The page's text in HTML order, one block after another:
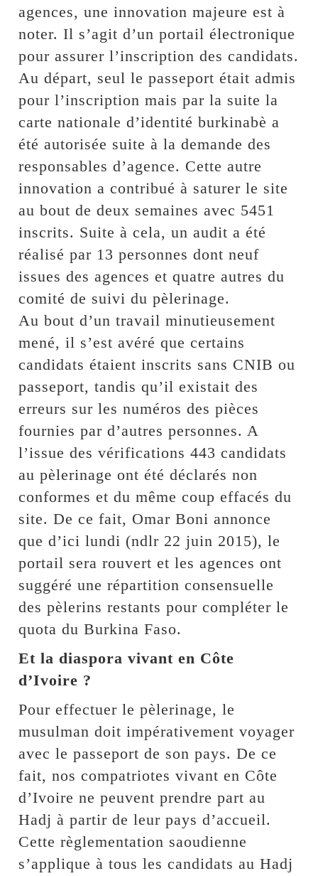
agences, une innovation majeure est à
noter. Il s’agit d’un portail électronique
pour assurer l’inscription des candidats.
Au départ, seul le passeport était admis
pour l’inscription mais par la suite la
carte nationale d’identité burkinabè a
été autorisée suite à la demande des
responsables d’agence. Cette autre
innovation a contribué à saturer le site
au bout de deux semaines avec 5451
inscrits. Suite à cela, un audit a été
réalisé par 13 personnes dont neuf
issues des agences et quatre autres du
comité de suivi du pèlerinage.
Au bout d’un travail minutieusement
mené, il s’est avéré que certains
candidats étaient inscrits sans CNIB ou
passeport, tandis qu’il existait des
erreurs sur les numéros des pièces
fournies par d’autres personnes. A
l’issue des vérifications 443 candidats
au pèlerinage ont été déclarés non
conformes et du même coup effacés du
site. De ce fait, Omar Boni annonce
que d’ici lundi (ndlr 22 juin 2015), le
portail sera rouvert et les agences ont
suggéré une répartition consensuelle
des pèlerins restants pour compléter le
quota du Burkina Faso.
Et la diaspora vivant en Côte
d’Ivoire ?
Pour effectuer le pèlerinage, le
musulman doit impérativement voyager
avec le passeport de son pays. De ce
fait, nos compatriotes vivant en Côte
d’Ivoire ne peuvent prendre part au
Hadj à partir de leur pays d’accueil.
Cette règlementation saoudienne
s’applique à tous les candidats au Hadj